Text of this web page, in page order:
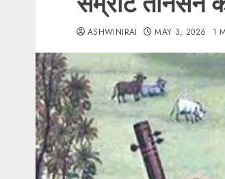
ASHWINIRAI MAY 3, 2026 1